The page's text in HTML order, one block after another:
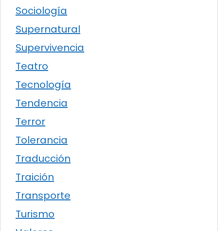
Sociología
Supernatural
Supervivencia
Teatro
Tecnología
Tendencia
Terror
Tolerancia
Traducción
Traición
Transporte
Turismo